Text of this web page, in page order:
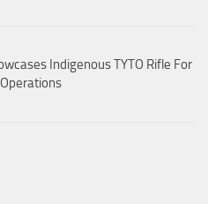
Indigenous TYTO Rifle For